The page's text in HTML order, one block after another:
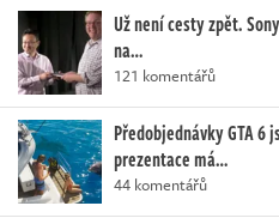
Už není cesty zpět.
na…
121 komentářů
Předobjednávky GTA 6
prezentace má…
44 komentářů